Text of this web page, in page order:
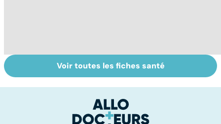
Comment tenir
ses bonnes
Régimes
végétarien,
bénéfices pour la
santé ?
Voir toutes les fiches santé